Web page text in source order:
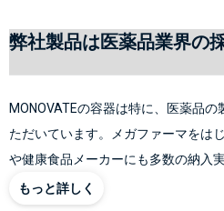
弊社製品は医薬品業界の
MONOVATEの容器は特に、医薬品
ただいています。メガファーマをは
や健康食品メーカーにも多数の納入
もっと詳しく